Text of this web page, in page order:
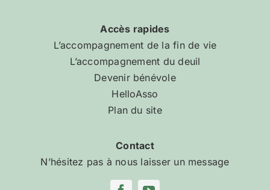
Accès rapides
L’accompagnement de la fin de vie
L’accompagnement du deuil
Devenir bénévole
HelloAsso
Plan du site
Contact
N’hésitez pas à nous laisser un message